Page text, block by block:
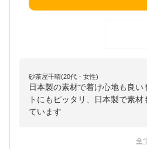
砂茶屋千晴(20代・女性)
日本製の素材で着け心地も良
トにもピッタリ、日本製で素
ています
全